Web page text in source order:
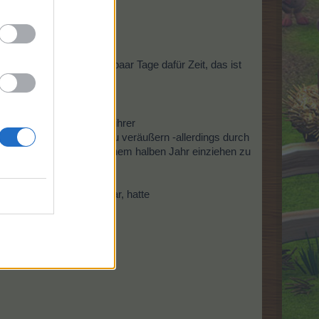
tätig werden...?=
gab Ihm einen
lass mir bitte ein paar Tage dafür Zeit, das ist
Maria Bleibtreu, bei ihrer
ihr Wohnhaus zu veräußern -allerdings durch
gezwungen, erst in einem halben Jahr einziehen zu
dem jungen Liebespaar, hatte
nun bald was...=
es immer weiter.=